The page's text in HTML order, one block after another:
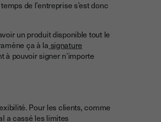
de l’entreprise s’est donc
un produit disponible tout le
ça à la signature
à pouvoir signer n’importe
Pour les clients, comme
a cassé les limites